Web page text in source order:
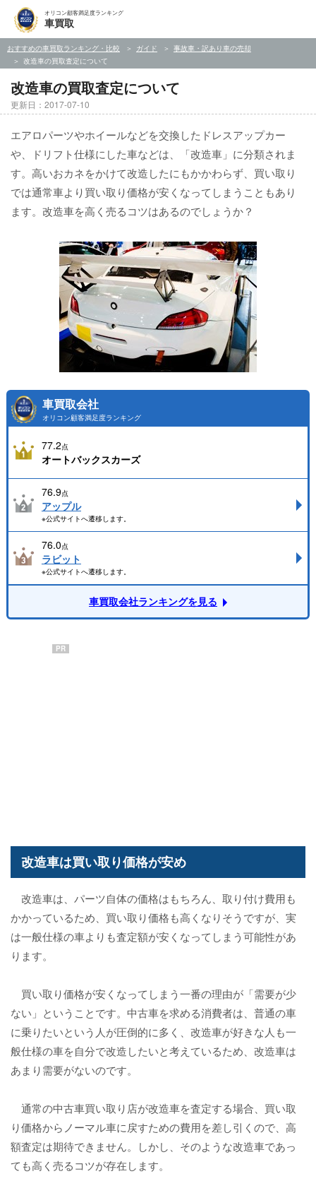
オリコン顧客満足度ランキング
車買取
おすすめの車買取ランキング・比較 ガイド
事故車・訳あり車の売却
改造車の買取査定について
改造車の買取査定について
更新日：2017-07-10
エアロパーツやホイールなどを交換したドレスアップカー
や、ドリフト仕様にした車などは、「改造車」に分類されま
す。高いおカネをかけて改造したにもかかわらず、買い取り
では通常車より買い取り価格が安くなってしまうこともあり
ます。改造車を高く売るコツはあるのでしょうか？
車買取会社
オリコン顧客満足度ランキング
77.2点
オートバックスカーズ
76.9点
アップル
※公式サイトへ遷移します。
76.0点
ラビット
※公式サイトへ遷移します。
車買取会社ランキングを見る
PR
改造車は買い取り価格が安め
改造車は、パーツ自体の価格はもちろん、取り付け費用も
かかっているため、買い取り価格も高くなりそうですが、実
は一般仕様の車よりも査定額が安くなってしまう可能性があ
ります。
買い取り価格が安くなってしまう一番の理由が「需要が少
ない」ということです。中古車を求める消費者は、普通の車
に乗りたいという人が圧倒的に多く、改造車が好きな人も一
般仕様の車を自分で改造したいと考えているため、改造車は
あまり需要がないのです。
通常の中古車買い取り店が改造車を査定する場合、買い取
り価格からノーマル車に戻すための費用を差し引くので、高
額査定は期待できません。しかし、そのような改造車であっ
ても高く売るコツが存在します。